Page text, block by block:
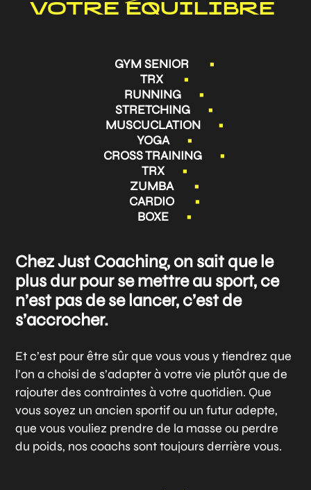
VOTRE ÉQUILIBRE
GYM SENIOR
•
TRX
•
RUNNING
•
STRETCHING
•
MUSCUCLATION
•
YOGA
•
CROSS TRAINING
•
TRX
•
ZUMBA
•
CARDIO
•
BOXE
•
Chez Just Coaching, on sait que le
plus dur pour se mettre au sport, ce
n’est pas de se lancer, c’est de
s’accrocher.
Et c’est pour être sûr que vous vous y tiendrez que
l’on a choisi de s’adapter à votre vie plutôt que de
rajouter des contraintes à votre quotidien. Que
vous soyez un ancien sportif ou un futur adepte,
que vous vouliez prendre de la masse ou perdre
du poids, nos coachs sont toujours derrière vous.